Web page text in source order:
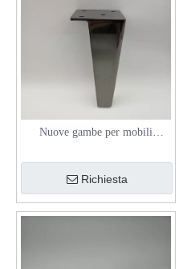
Nuove gambe per mobili
oro
Richiesta